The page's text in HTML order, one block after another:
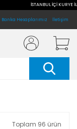
İSTANBUL İÇİ KURYE
Banka Hesaplarımız İletişim
Toplam 96 ürün